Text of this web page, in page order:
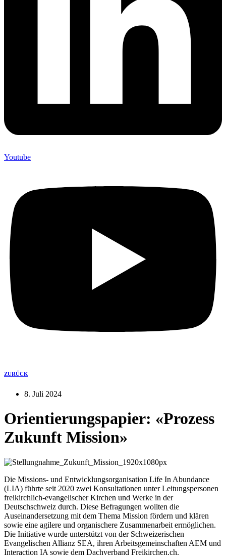
Youtube
ZURÜCK
8. Juli 2024
Orientierungspapier: «Prozess
Zukunft Mission»
Die Missions- und Entwicklungsorganisation Life In Abundance
(LIA) führte seit 2020 zwei Konsultationen unter Leitungspersonen
freikirchlich-evangelischer Kirchen und Werke in der
Deutschschweiz durch. Diese Befragungen wollten die
Auseinandersetzung mit dem Thema Mission fördern und klären
sowie eine agilere und organischere Zusammenarbeit ermöglichen.
Die Initiative wurde unterstützt von der Schweizerischen
Evangelischen Allianz SEA, ihren Arbeitsgemeinschaften AEM und
Interaction IA sowie dem Dachverband Freikirchen.ch.